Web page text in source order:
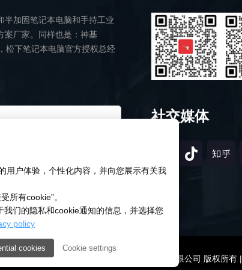
半加固笔记本电脑和手持工业
案厂家。同样也是：神基
松下笔记本电脑官方授权总经
社交媒体
© 2018-2026 深圳市研伟科技有限公司 版权所有 |
用户体验，个性化内容，并向您展示有关我
所有cookie”。
我们的隐私和cookie通知的信息，并选择您
policy
cookies Cookie settings